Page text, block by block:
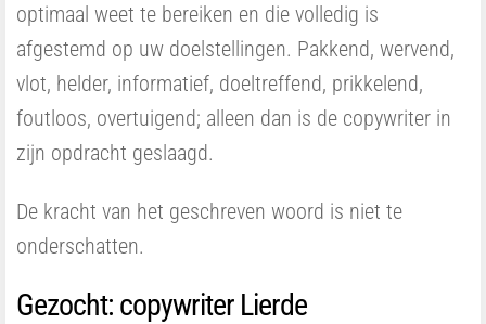
optimaal weet te bereiken en die volledig is
afgestemd op uw doelstellingen. Pakkend, wervend,
vlot, helder, informatief, doeltreffend, prikkelend,
foutloos, overtuigend; alleen dan is de copywriter in
zijn opdracht geslaagd.
De kracht van het geschreven woord is niet te
onderschatten.
Gezocht: copywriter Lierde